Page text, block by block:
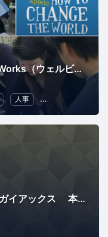
Management 3.0 by NüWorks（ウェルビーイング・リーダーシップ）
人事 リーダーシップ
【2018卒採用】株式会社ガイアックス 本選考トップセミナー